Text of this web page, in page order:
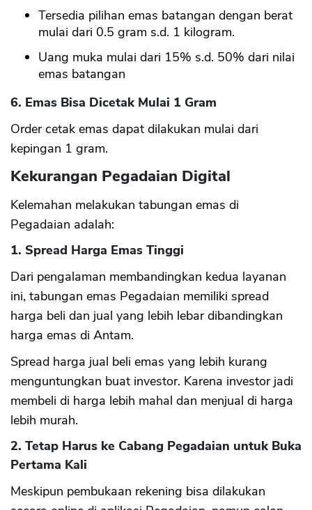
Tersedia pilihan emas batangan dengan berat
mulai dari 0.5 gram s.d. 1 kilogram.
Uang muka mulai dari 15% s.d. 50% dari nilai
emas batangan
6. Emas Bisa Dicetak Mulai 1 Gram
Order cetak emas dapat dilakukan mulai dari
kepingan 1 gram.
Kekurangan Pegadaian Digital
Kelemahan melakukan tabungan emas di
Pegadaian adalah:
1. Spread Harga Emas Tinggi
Dari pengalaman membandingkan kedua layanan
ini, tabungan emas Pegadaian memiliki spread
harga beli dan jual yang lebih lebar dibandingkan
harga emas di Antam.
Spread harga jual beli emas yang lebih kurang
menguntungkan buat investor. Karena investor jadi
membeli di harga lebih mahal dan menjual di harga
lebih murah.
2. Tetap Harus ke Cabang Pegadaian untuk Buka
Pertama Kali
Meskipun pembukaan rekening bisa dilakukan